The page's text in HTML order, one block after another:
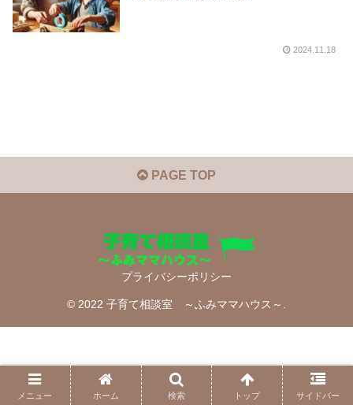
2024.11.18
PAGE TOP
プライバシーポリシー
© 2022 子育て相談室 ～ふみママハウス～.
メニュー ホーム 検索 トップ サイドバー